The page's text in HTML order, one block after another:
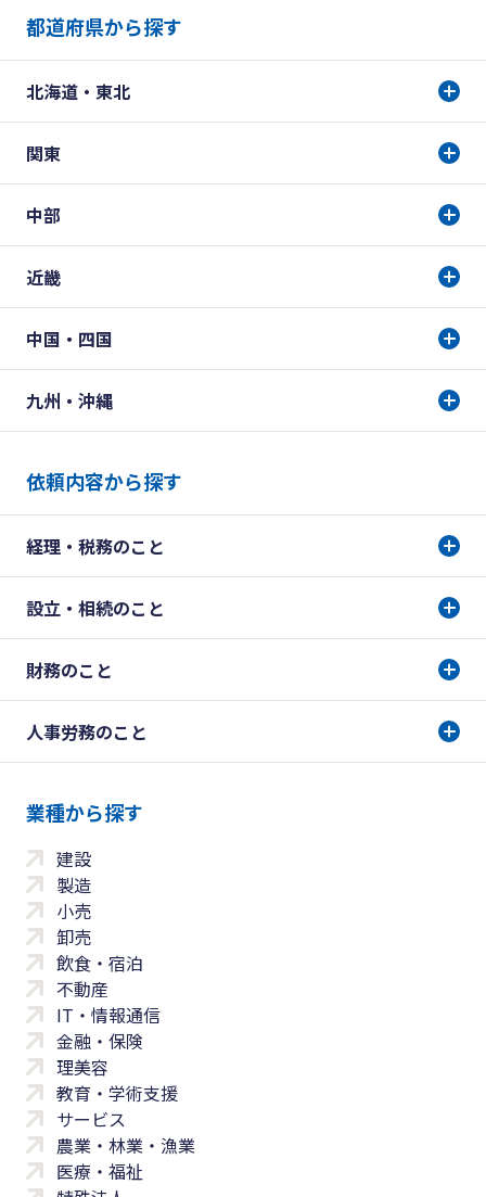
都道府県から探す
北海道・東北
関東
中部
近畿
中国・四国
九州・沖縄
依頼内容から探す
経理・税務のこと
設立・相続のこと
財務のこと
人事労務のこと
業種から探す
建設
製造
小売
卸売
飲食・宿泊
不動産
IT・情報通信
金融・保険
理美容
教育・学術支援
サービス
農業・林業・漁業
医療・福祉